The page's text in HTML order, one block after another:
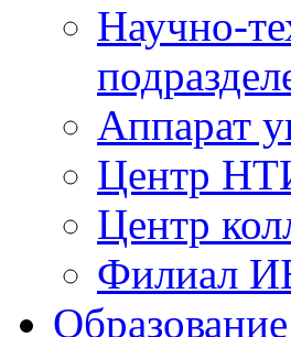
Научно-
Аппарат
Центр
Центр
Филиал
Образование